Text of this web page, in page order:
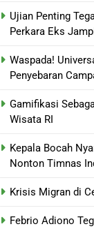
Ujian Penting
Perkara Eks
Waspada!
Penyebaran
Gamifikasi
Wisata RI
Kepala Bocah
Nonton Timnas
Krisis Migran di
Febrio Adiono